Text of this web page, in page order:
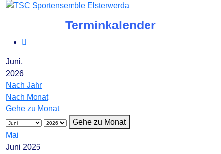
Terminkalender
Juni,
2026
Nach Jahr
Nach Monat
Gehe zu Monat
Gehe zu Monat
Mai
Juni 2026